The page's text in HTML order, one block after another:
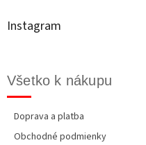
Instagram
Všetko k nákupu
Doprava a platba
Obchodné podmienky